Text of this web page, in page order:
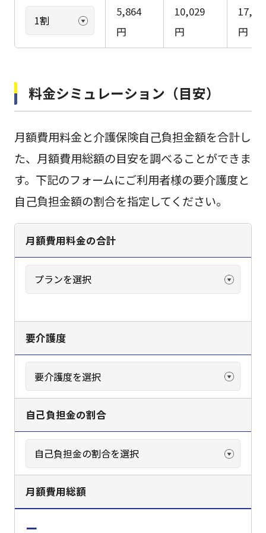
5,864
円
10,029
円
円
料金シミュレーション（目安）
月額費用料金と介護保険自己負担金額を合計し
た、月額費用総額の目安を調べることができま
す。下記のフォームにご利用者様の要介護度と
自己負担金額の割合を指定してください。
月額費用料金の合計
要介護度
自己負担金の割合
月額費用総額
ー